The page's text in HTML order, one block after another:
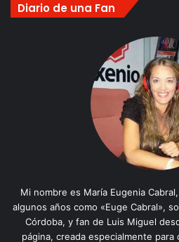
Diario de una Fan
Mi nombre es María Eugenia
algunos años como «Euge Cabral»,
Córdoba, y fan de Luis Miguel
página, creada especialmente